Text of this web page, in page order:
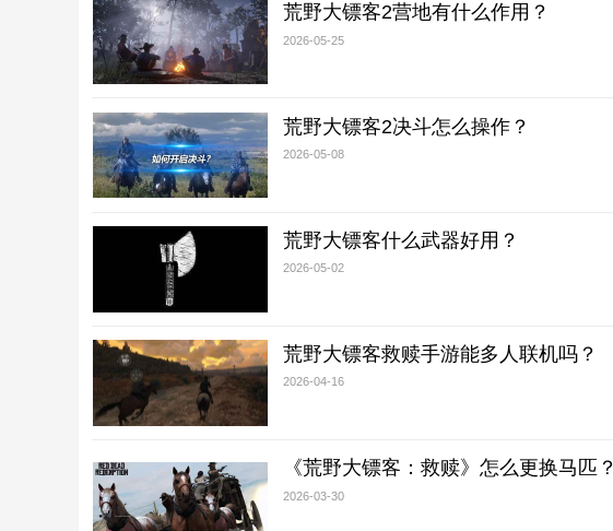
荒野大镖客2营地有什么作用？
2026-05-25
荒野大镖客2决斗怎么操作？
2026-05-08
荒野大镖客什么武器好用？
2026-05-02
荒野大镖客救赎手游能多人联机吗？
2026-04-16
《荒野大镖客：救赎》怎么更换马匹？
2026-03-30